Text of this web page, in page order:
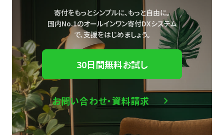
寄付をもっとシンプルに、もっと自由に。
国内No.1のオールインワン寄付DXシステム
で、支援をはじめましょう。
30日間無料お試し
お問い合わせ・資料請求